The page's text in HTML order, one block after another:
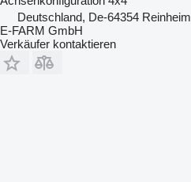
Deutschland, De-64354 Reinheim
E-FARM GmbH
Verkäufer kontaktieren